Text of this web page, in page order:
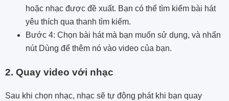
hoặc nhạc được đề xuất. Bạn có thể tìm kiếm bài hát
yêu thích qua thanh tìm kiếm.
Bước 4: Chọn bài hát mà bạn muốn sử dụng, và nhấn
nút Dùng để thêm nó vào video của bạn.
2. Quay video với nhạc
Sau khi chọn nhạc, nhạc sẽ tự động phát khi bạn quay